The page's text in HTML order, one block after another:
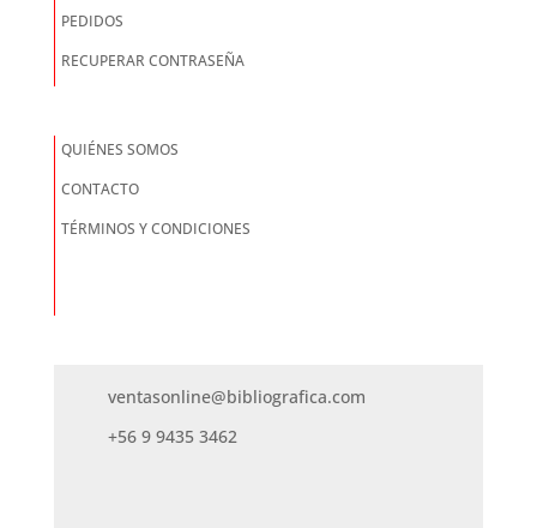
PEDIDOS
RECUPERAR CONTRASEÑA
QUIÉNES SOMOS
CONTACTO
TÉRMINOS Y CONDICIONES
ventasonline@bibliografica.com
+56 9 9435 3462